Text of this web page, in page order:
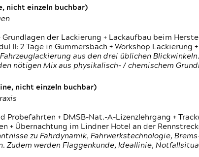
nicht einzeln buchbar)
der Lackierung + Lackaufbau beim
II: 2 Tage in Gummersbach + Workshop Lackierung
aus den drei üblichen
nötigen Mix aus physikalisch- / chemischem
nicht einzeln buchbar)
Probefahrten + DMSB-Nat.-A-Lizenzlehrgang +
+ Übernachtung im Lindner Hotel an der
zu Fahrdynamik, Fahrwerkstechnologie,
Zudem werden Flaggenkunde, Ideallinie,